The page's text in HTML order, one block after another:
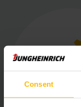
Consent